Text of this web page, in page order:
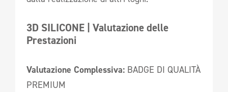
3D SILICONE | Valutazione delle
Prestazioni
Valutazione Complessiva: BADGE DI QUALITÀ
PREMIUM